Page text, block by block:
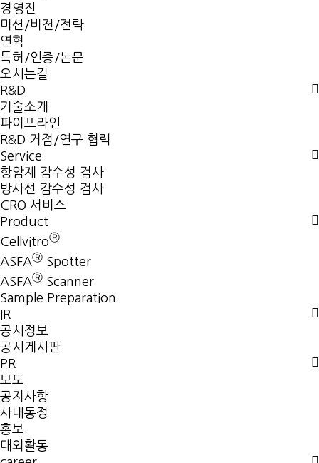
경영진
미션/비젼/전략
연혁
특허/인증/논문
오시는길
R&D
기술소개
파이프라인
R&D 거점/연구 협력
Service
항암제 감수성 검사
방사선 감수성 검사
CRO 서비스
Product
CellvitroⓇ
ASFAⓇ Spotter
ASFAⓇ Scanner
Sample Preparation
IR
공시정보
공시게시판
PR
보도
공지사항
사내동정
홍보
대외활동